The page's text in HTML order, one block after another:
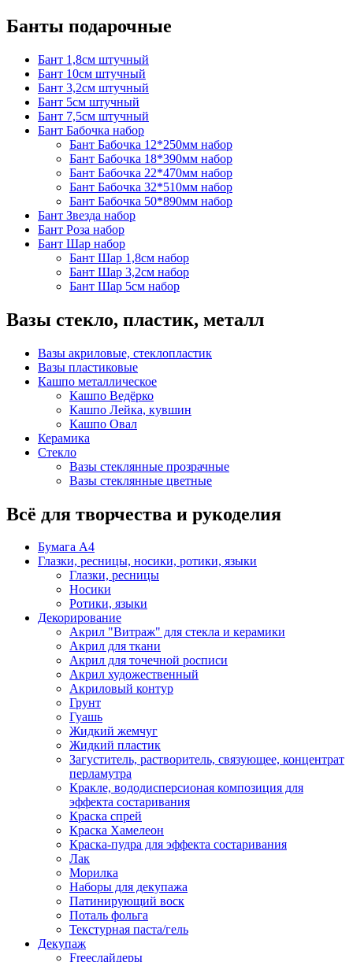
Банты подарочные
Бант 1,8см штучный
Бант 10см штучный
Бант 3,2см штучный
Бант 5см штучный
Бант 7,5см штучный
Бант Бабочка набор
Бант Бабочка 12*250мм набор
Бант Бабочка 18*390мм набор
Бант Бабочка 22*470мм набор
Бант Бабочка 32*510мм набор
Бант Бабочка 50*890мм набор
Бант Звезда набор
Бант Роза набор
Бант Шар набор
Бант Шар 1,8см набор
Бант Шар 3,2см набор
Бант Шар 5см набор
Вазы стекло, пластик, металл
Вазы акриловые, стеклопластик
Вазы пластиковые
Кашпо металлическое
Кашпо Ведёрко
Кашпо Лейка, кувшин
Кашпо Овал
Керамика
Стекло
Вазы стеклянные прозрачные
Вазы стеклянные цветные
Всё для творчества и рукоделия
Бумага А4
Глазки, ресницы, носики, ротики, языки
Глазки, ресницы
Носики
Ротики, языки
Декорирование
Акрил "Витраж" для стекла и керамики
Акрил для ткани
Акрил для точечной росписи
Акрил художественный
Акриловый контур
Грунт
Гуашь
Жидкий жемчуг
Жидкий пластик
Загуститель, растворитель, связующее, концентрат
перламутра
Кракле, вододисперсионая композиция для
эффекта состаривания
Краска спрей
Краска Хамелеон
Краска-пудра для эффекта состаривания
Лак
Морилка
Наборы для декупажа
Патинирующий воск
Поталь фольга
Текстурная паста/гель
Декупаж
Freeслайдеры